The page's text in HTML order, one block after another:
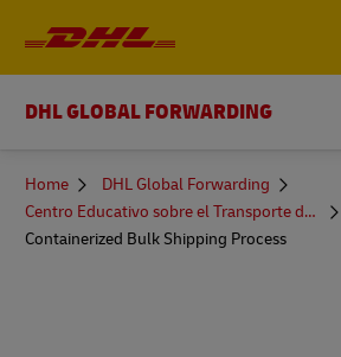
DHL GLOBAL FORWARDING
You
here
Home
DHL Global Forwarding
Centro Educativo sobre el Transporte de Mercancías
Containerized Bulk Shipping Process